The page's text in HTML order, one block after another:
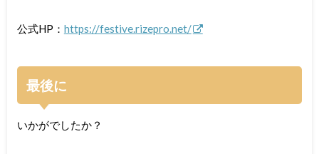
公式HP： https://festive.rizepro.net/
最後に
いかがでしたか？